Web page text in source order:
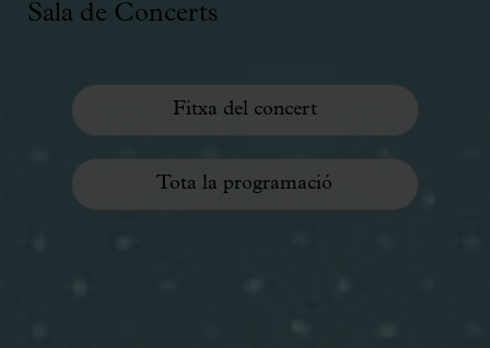
Sala de Concerts
Fitxa del concert
Tota la programació